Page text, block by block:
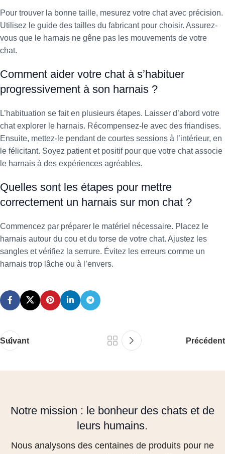
Pour trouver la bonne taille, mesurez votre chat avec précision.
Utilisez le guide des tailles du fabricant pour choisir. Assurez-
vous que le harnais ne gêne pas les mouvements de votre
chat.
Comment aider votre chat à s’habituer
progressivement à son harnais ?
L’habituation se fait en plusieurs étapes. Laisser d’abord votre
chat explorer le harnais. Récompensez-le avec des friandises.
Ensuite, mettez-le pendant de courtes sessions à l’intérieur, en
le félicitant. Soyez patient et positif pour que votre chat associe
le harnais à des expériences agréables.
Quelles sont les étapes pour mettre
correctement un harnais sur mon chat ?
Commencez par préparer le matériel nécessaire. Placez le
harnais autour du cou et du torse de votre chat. Ajustez les
sangles et vérifiez la serrure. Évitez les erreurs comme un
harnais trop lâche ou à l’envers.
Suivant Précédent
Notre mission : le bonheur des chats et de
leurs humains.
Nous analysons des centaines de produits pour ne